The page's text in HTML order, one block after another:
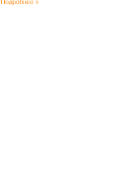
Подробнее »